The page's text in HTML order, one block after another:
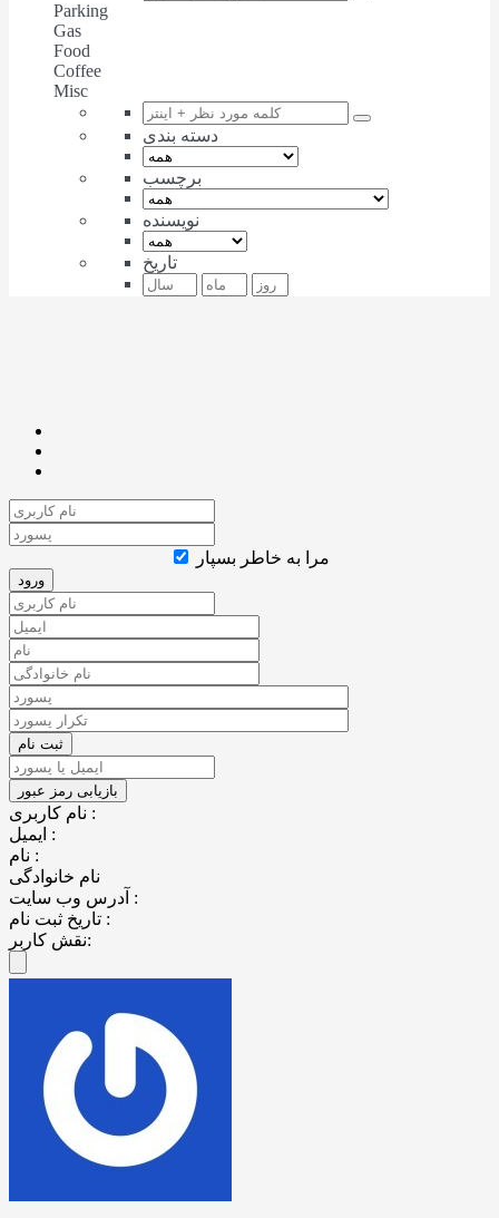
Parking
Gas
Food
Coffee
Misc
دسته بندی
برچسب
نویسنده
تاریخ
مرا به خاطر بسپار
نام کاربری :
ایمیل :
نام :
نام خانوادگی
آدرس وب سایت :
تاریخ ثبت نام :
نقش کاربر: